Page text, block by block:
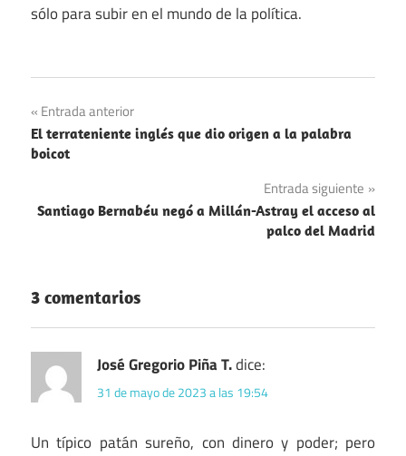
sólo para subir en el mundo de la política.
Unidos
Política
Navegación
de
Entrada anterior
El terrateniente inglés que dio origen a la palabra
boicot
Entrada siguiente
Santiago Bernabéu negó a Millán-Astray el acceso al
palco del Madrid
3 comentarios
José Gregorio Piña T.dice:
31 de mayo de 2023 a las 19:54
Un típico patán sureño, con dinero y poder; pero